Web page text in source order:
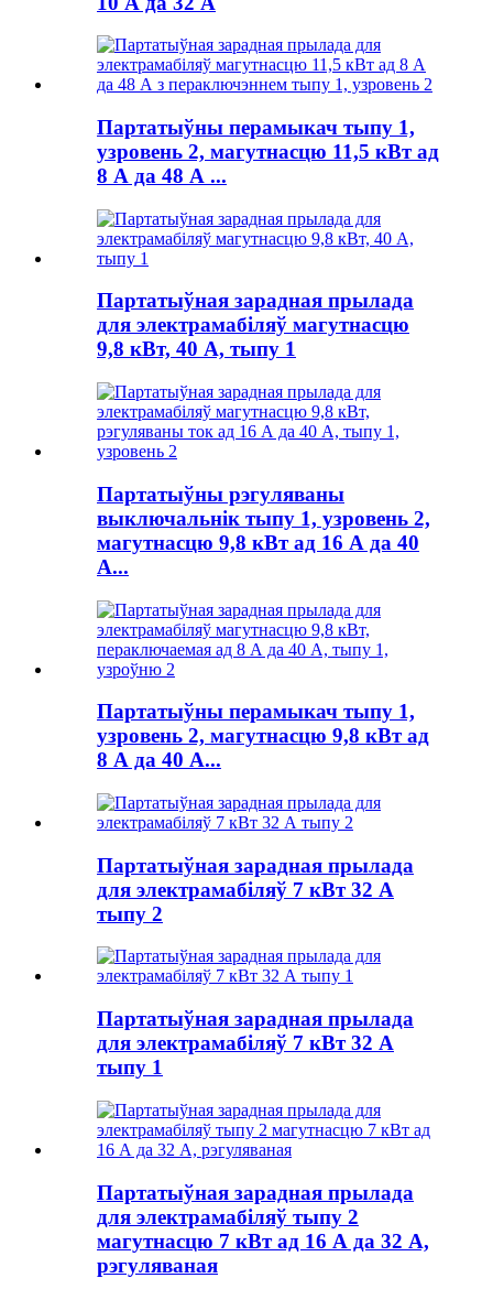
Партатыўны перамыкач тыпу 1,
узровень 2, магутнасцю 11,5 кВт ад
8 А да 48 А ...
Партатыўная зарадная прылада
для электрамабіляў магутнасцю
9,8 кВт, 40 А, тыпу 1
Партатыўны рэгуляваны
выключальнік тыпу 1, узровень 2,
магутнасцю 9,8 кВт ад 16 А да 40
А...
Партатыўны перамыкач тыпу 1,
узровень 2, магутнасцю 9,8 кВт ад
8 А да 40 А...
Партатыўная зарадная прылада
для электрамабіляў 7 кВт 32 А
тыпу 2
Партатыўная зарадная прылада
для электрамабіляў 7 кВт 32 А
тыпу 1
Партатыўная зарадная прылада
для электрамабіляў тыпу 2
магутнасцю 7 кВт ад 16 А да 32 А,
рэгуляваная